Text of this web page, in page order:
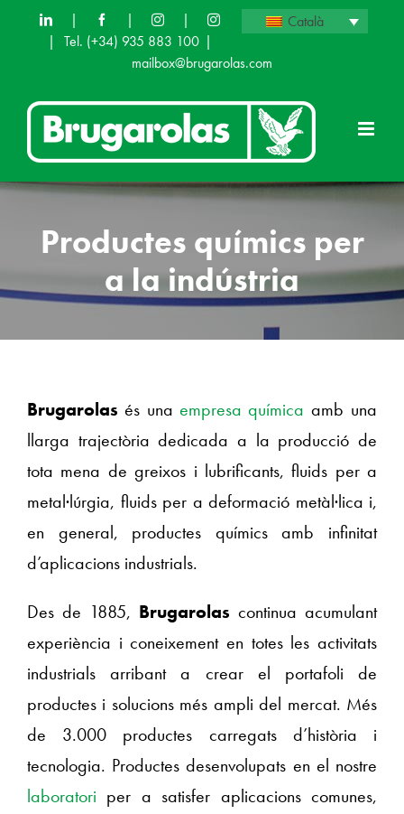
Català
| |
|
|
Tel. (+34) 935 883 100 |
mailbox@brugarolas.com
Productes químics per
a la indústria
Brugarolas és una empresa química amb una
llarga trajectòria dedicada a la producció de
tota mena de greixos i lubrificants, fluids per a
metal·lúrgia, fluids per a deformació metàl·lica i,
en general, productes químics amb infinitat
d’aplicacions industrials.
Des de 1885, Brugarolas continua acumulant
experiència i coneixement en totes les activitats
industrials arribant a crear el portafoli de
productes i solucions més ampli del mercat. Més
de 3.000 productes carregats d’història i
tecnologia. Productes desenvolupats en el nostre
laboratori per a satisfer aplicacions comunes,